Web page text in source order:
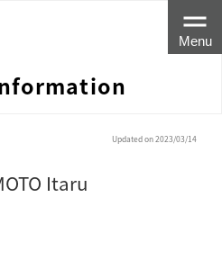
Menu
Updated on 2023/03/14
Itaru